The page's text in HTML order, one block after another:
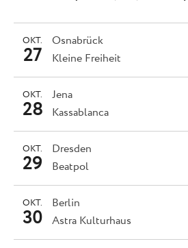
Osnabrück
OKT.
27 Kleine Freiheit
Jena
OKT.
28 Kassablanca
Dresden
OKT.
29 Beatpol
Berlin
OKT.
30 Astra Kulturhaus